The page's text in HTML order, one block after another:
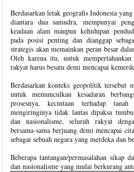
Berdasarkan letak geografis Indonesia
diantara dua samudra, mempunyai
keadaan alam maupun kehidupan
pada posisi penting dan dianggap
strategis akan memainkan peran besar
Oleh karena itu, untuk
rakyat harus besatu demi mencapai
Berdasarkan konteks geopolitik tersebut
untuk memunculkan kesadaran
prosesnya, kecintaan terhadap
mengiringinya tidak lantas dipaksa
dan nasionalisme, seluruh rakyat
bersama-sama berjuang demi mencapai
sebagai sebuah negara yang merdeka dan
Beberapa tantangan/permasalahan sikap
dan nasionalisme yang mulai berkurang